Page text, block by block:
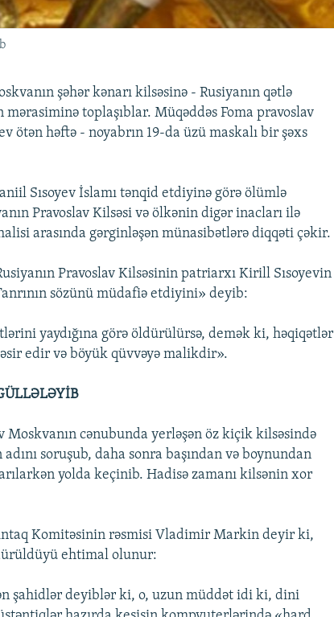
şəhər kənarı kilsəsinə - Rusiyanın qətlə
toplaşıblar. Müqəddəs Foma pravoslav
ötən həftə - noyabrın 19-da üzü maskalı bir şəxs
Sısoyev İslamı tənqid etdiyinə görə ölümlə
Pravoslav Kilsəsi və ölkənin digər inacları ilə
arasında gərginləşən münasibətlərə diqqəti çəkir.
Pravoslav Kilsəsinin patriarxı Kirill Sısoyevin
sözünü müdafiə etdiyini» deyib:
yaydığına görə öldürülürsə, demək ki, həqiqətlər
edir və böyük qüvvəyə malikdir».
Moskvanın cənubunda yerləşən öz kiçik kilsəsində
soruşub, daha sonra başından və boynundan
yolda keçinib. Hadisə zamanı kilsənin xor
Komitəsinin rəsmisi Vladimir Markin deyir ki,
ehtimal olunur:
şahidlər deyiblər ki, o, uzun müddət idi ki, dini